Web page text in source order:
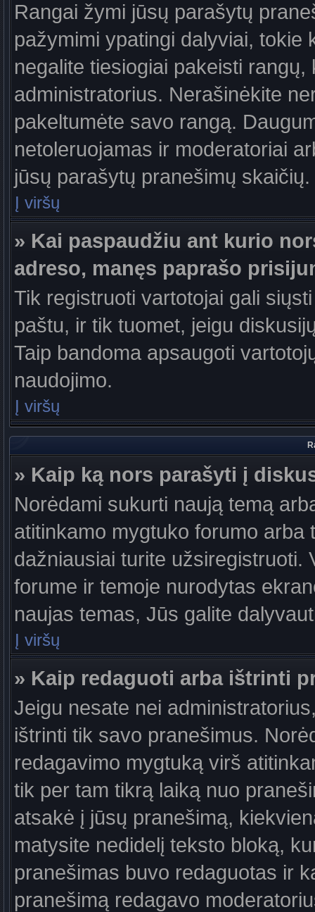
Rangai žymi jūsų parašytų
pažymimi ypatingi dalyviai, tokie
negalite tiesiogiai pakeisti
administratorius. Nerašinėkite
pakeltumėte savo rangą.
netoleruojamas ir moderatoriai
jūsų parašytų pranešimų skaičių.
Į viršų
» Kai paspaudžiu ant kurio
adreso, manęs paprašo
Tik registruoti vartotojai gali
paštu, ir tik tuomet, jeigu
Taip bandoma apsaugoti
naudojimo.
Į viršų
» Kaip ką nors parašyti į
Norėdami sukurti naują temą
atitinkamo mygtuko forumo
dažniausiai turite užsiregistruoti.
forume ir temoje nurodytas
naujas temas, Jūs galite
Į viršų
» Kaip redaguoti arba ištrinti
Jeigu nesate nei
ištrinti tik savo pranešimus.
redagavimo mygtuką virš
tik per tam tikrą laiką nuo
atsakė į jūsų pranešimą,
matysite nedidelį teksto bloką,
pranešimas buvo redaguotas ir
pranešimą redagavo